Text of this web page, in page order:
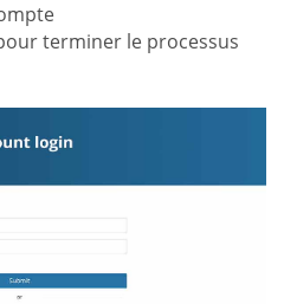
terminer le processus